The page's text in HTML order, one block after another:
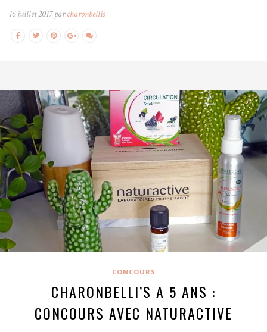
16 juillet 2017 parcharonbellis
CONCOURS
CHARONBELLI’S A 5 ANS :
CONCOURS AVEC NATURACTIVE